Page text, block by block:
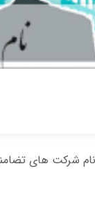
شرکت های